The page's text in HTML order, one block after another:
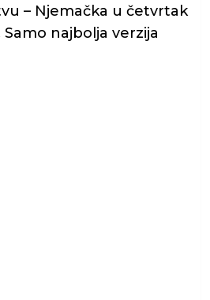
– Njemačka u četvrtak
najbolja verzija